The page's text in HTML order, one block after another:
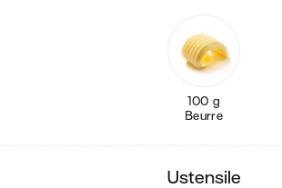
100 g
Beurre
ustensile